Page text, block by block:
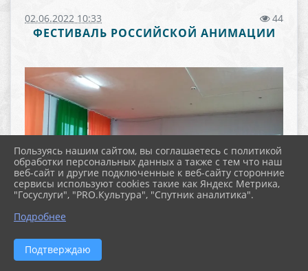
02.06.2022 10:33 44
ФЕСТИВАЛЬ РОССИЙСКОЙ АНИМАЦИИ
Пользуясь нашим сайтом, вы соглашаетесь с политикой
обработки персональных данных а также с тем что наш
веб-сайт и другие подключенные к веб-сайту сторонние
сервисы используют cookies такие как Яндекс Метрика,
"Госуслуги", "PRO.Культура", "Спутник аналитика".
Подробнее
Подтверждаю